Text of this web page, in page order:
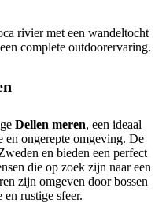
rivier met een wandeltocht
complete outdoorervaring.
Dellen meren, een ideaal
en ongerepte omgeving. De
en bieden een perfect
die op zoek zijn naar een
zijn omgeven door bossen
rustige sfeer.